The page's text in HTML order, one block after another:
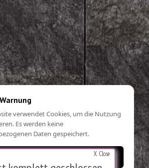
verwendet Cookies, um die Nutzung
Es werden keine
Daten gespeichert.
X Close